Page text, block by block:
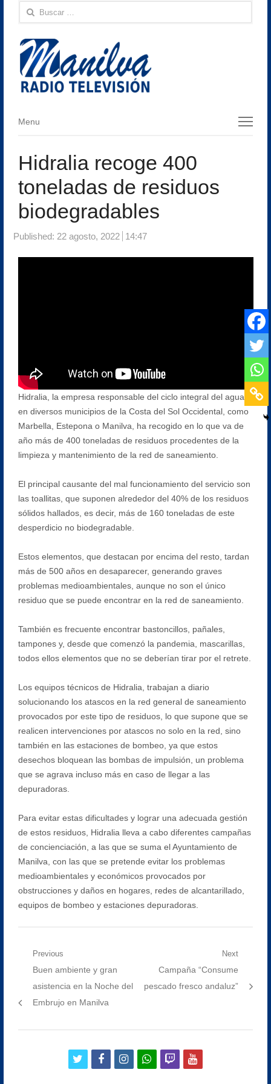
Buscar:
Menu
Menu
Hidralia recoge 400
toneladas de residuos
biodegradables
Published: 22 agosto, 2022 14:47
Hidralia, la empresa responsable del ciclo integral del agua
en diversos municipios de la Costa del Sol Occidental, como
Marbella, Estepona o Manilva, ha recogido en lo que va de
año más de 400 toneladas de residuos procedentes de la
limpieza y mantenimiento de la red de saneamiento.
El principal causante del mal funcionamiento del servicio son
las toallitas, que suponen alrededor del 40% de los residuos
sólidos hallados, es decir, más de 160 toneladas de este
desperdicio no biodegradable.
Estos elementos, que destacan por encima del resto, tardan
más de 500 años en desaparecer, generando graves
problemas medioambientales, aunque no son el único
residuo que se puede encontrar en la red de saneamiento.
También es frecuente encontrar bastoncillos, pañales,
tampones y, desde que comenzó la pandemia, mascarillas,
todos ellos elementos que no se deberían tirar por el retrete.
Los equipos técnicos de Hidralia, trabajan a diario
solucionando los atascos en la red general de saneamiento
provocados por este tipo de residuos, lo que supone que se
realicen intervenciones por atascos no solo en la red, sino
también en las estaciones de bombeo, ya que estos
desechos bloquean las bombas de impulsión, un problema
que se agrava incluso más en caso de llegar a las
depuradoras.
Para evitar estas dificultades y lograr una adecuada gestión
de estos residuos, Hidralia lleva a cabo diferentes campañas
de concienciación, a las que se suma el Ayuntamiento de
Manilva, con las que se pretende evitar los problemas
medioambientales y económicos provocados por
obstrucciones y daños en hogares, redes de alcantarillado,
equipos de bombeo y estaciones depuradoras.
Navegación
entradas
Previous
Previous
post:
Buen ambiente y gran
asistencia en la Noche del
Embrujo en Manilva
Next
Next
post:
Campaña “Consume
pescado fresco andaluz”
twitterfacebookinstagramwhatsapp
twitchyoutube